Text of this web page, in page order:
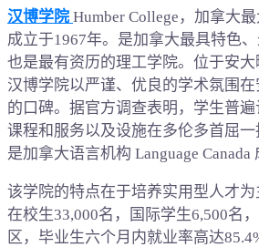
汉博学院 Humber College，加拿大
成立于1967年。是加拿大最具特色、
也是最有资历的理工学院。位于安大
汉博学院以严谨、优良的学术氛围
的口碑。据官方调查表明，学生普
课程和服务以及设施在多伦多首屈
是加拿大语言机构 Language Canada
该学院的特点在于培养实用型人才
在校生33,000名，国际学生6,500名
区，毕业生六个月内就业率高达